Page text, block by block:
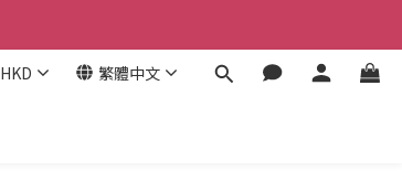
HKD 繁體中文